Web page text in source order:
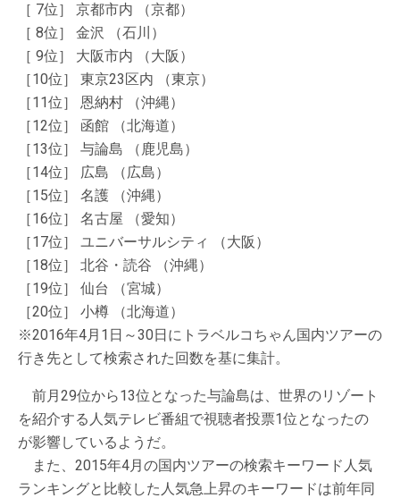
［ 7位］ 京都市内 （京都）
［ 8位］ 金沢 （石川）
［ 9位］ 大阪市内 （大阪）
［10位］ 東京23区内 （東京）
［11位］ 恩納村 （沖縄）
［12位］ 函館 （北海道）
［13位］ 与論島 （鹿児島）
［14位］ 広島 （広島）
［15位］ 名護 （沖縄）
［16位］ 名古屋 （愛知）
［17位］ ユニバーサルシティ （大阪）
［18位］ 北谷・読谷 （沖縄）
［19位］ 仙台 （宮城）
［20位］ 小樽 （北海道）
※2016年4月1日～30日にトラベルコちゃん国内ツアーの
行き先として検索された回数を基に集計。
前月29位から13位となった与論島は、世界のリゾート
を紹介する人気テレビ番組で視聴者投票1位となったの
が影響しているようだ。
また、2015年4月の国内ツアーの検索キーワード人気
ランキングと比較した人気急上昇のキーワードは前年同